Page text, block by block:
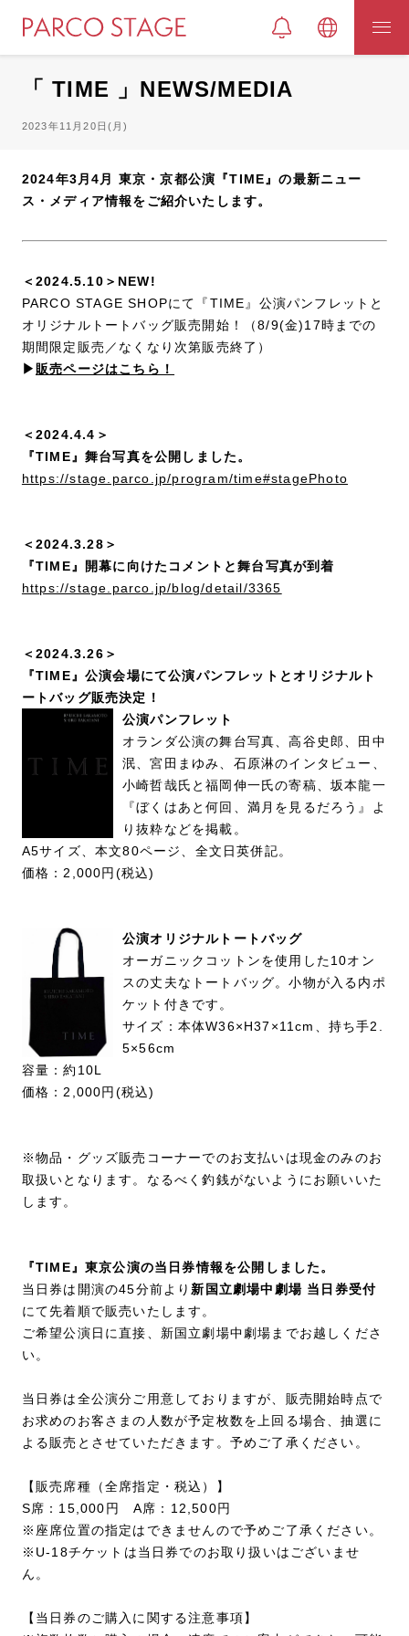
「 TIME 」NEWS/MEDIA
2023年11月20日(月)
2024年3月4月 東京・京都公演『TIME』の最新ニュー
ス・メディア情報をご紹介いたします。
＜2024.5.10＞NEW!
PARCO STAGE SHOPにて『TIME』公演パンフレットと
オリジナルトートバッグ販売開始！（8/9(金)17時までの
期間限定販売／なくなり次第販売終了）
▶︎ 販売ページはこちら！
＜2024.4.4＞
『TIME』舞台写真を公開しました。
https://stage.parco.jp/program/time#stagePhoto
＜2024.3.28＞
『TIME』開幕に向けたコメントと舞台写真が到着
https://stage.parco.jp/blog/detail/3365
＜2024.3.26＞
『TIME』公演会場にて公演パンフレットとオリジナルト
ートバッグ販売決定！
公演パンフレット
オランダ公演の舞台写真、高谷史郎、田中
泯、宮田まゆみ、石原淋のインタビュー、
小崎哲哉氏と福岡伸一氏の寄稿、坂本龍一
『ぼくはあと何回、満月を見るだろう』よ
り抜粋などを掲載。
A5サイズ、本文80ページ、全文日英併記。
価格：2,000円(税込)
公演オリジナルトートバッグ
オーガニックコットンを使用した10オン
スの丈夫なトートバッグ。小物が入る内ポ
ケット付きです。
サイズ：本体W36×H37×11cm、持ち手2.
5×56cm
容量：約10L
価格：2,000円(税込)
※物品・グッズ販売コーナーでのお支払いは現金のみのお
取扱いとなります。なるべく釣銭がないようにお願いいた
します。
『TIME』東京公演の当日券情報を公開しました。
当日券は開演の45分前より 新国立劇場中劇場 当日券受付
にて先着順で販売いたします。
ご希望公演日に直接、新国立劇場中劇場までお越しくださ
い。
当日券は全公演分ご用意しておりますが、販売開始時点で
お求めのお客さまの人数が予定枚数を上回る場合、抽選に
よる販売とさせていただきます。予めご了承ください。
【販売席種（全席指定・税込）】
S席：15,000円 A席：12,500円
※座席位置の指定はできませんので予めご了承ください。
※U-18チケットは当日券でのお取り扱いはございませ
ん。
【当日券のご購入に関する注意事項】